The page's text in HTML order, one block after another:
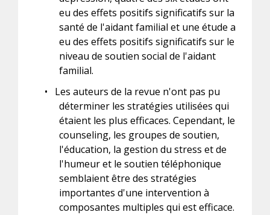
eu des effets positifs significatifs sur la
santé de l'aidant familial et une étude a
eu des effets positifs significatifs sur le
niveau de soutien social de l'aidant
familial.
•
Les auteurs de la revue n'ont pas pu
déterminer les stratégies utilisées qui
étaient les plus efficaces. Cependant, le
counseling, les groupes de soutien,
l'éducation, la gestion du stress et de
l'humeur et le soutien téléphonique
semblaient être des stratégies
importantes d'une intervention à
composantes multiples qui est efficace.